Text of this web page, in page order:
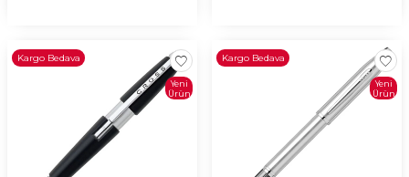
Kargo Bedava
Yeni
Ürün
Kargo Bedava
Yeni
Ürün